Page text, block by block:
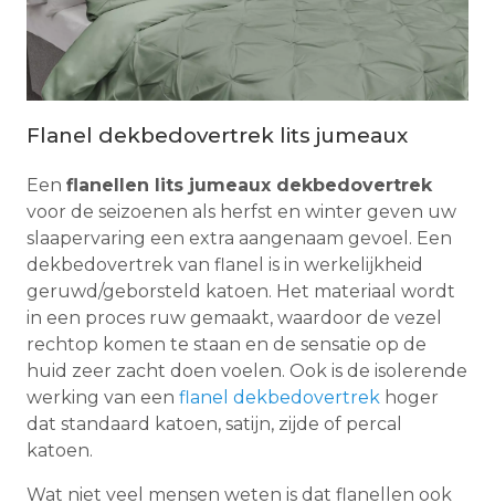
Flanel dekbedovertrek lits jumeaux
Een flanellen lits jumeaux dekbedovertrek
voor de seizoenen als herfst en winter geven uw
slaapervaring een extra aangenaam gevoel. Een
dekbedovertrek van flanel is in werkelijkheid
geruwd/geborsteld katoen. Het materiaal wordt
in een proces ruw gemaakt, waardoor de vezel
rechtop komen te staan en de sensatie op de
huid zeer zacht doen voelen. Ook is de isolerende
werking van een flanel dekbedovertrek hoger
dat standaard katoen, satijn, zijde of percal
katoen.
Wat niet veel mensen weten is dat flanellen ook